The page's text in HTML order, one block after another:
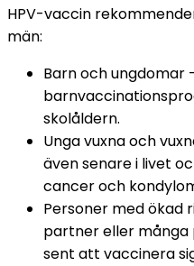
HPV-vaccin
män:
Barn och ungdomar
skolåldern.
Unga vuxna och
även senare i livet
cancer och
Personer med ökad
partner eller många
sent att vaccinera